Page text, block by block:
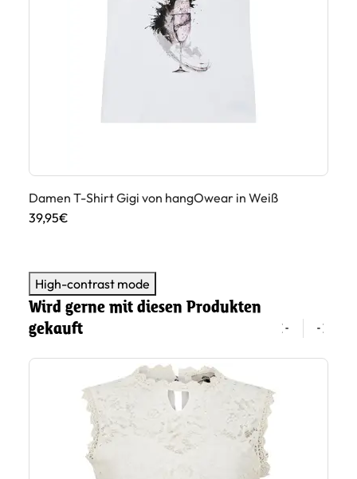
Damen T-Shirt Gigi von hangOwear in Weiß
39,95€
High-contrast mode
Wird gerne mit diesen Produkten
gekauft